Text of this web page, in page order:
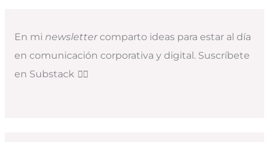
En mi newslettercomparto ideas para estar al día
en comunicación corporativa y digital. Suscríbete
en Substack 👇🏻